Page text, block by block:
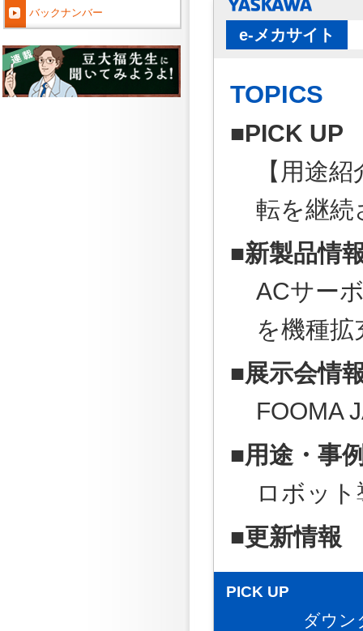
e-メカサイト
TOPICS
■PICK UP
【用途
転を継続
■新製品情
ACサー
を機種拡
■展示会情
FOOMA
■用途・事
ロボッ
■更新情報
PICK UP
ダウン
バックナンバー